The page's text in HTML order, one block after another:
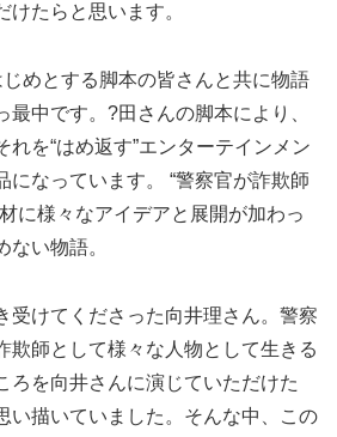
たらと思います。
めとする脚本の皆さんと共に物語
最中です。?田さんの脚本により、
れを“はめ返す”エンターテインメン
になっています。 “警察官が詐欺師
に様々なアイデアと展開が加わっ
ない物語。
受けてくださった向井理さん。警察
欺師として様々な人物として生きる
ろを向井さんに演じていただけた
い描いていました。そんな中、この